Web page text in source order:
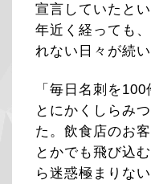
宣言していたと
年近く経っても
れない日々が続い
「毎日名刺を
とにかくしらみ
た。飲食店のお
とかでも飛び込
ら迷惑極まりな